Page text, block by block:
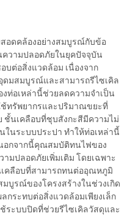
อดคล้องอย่างสมบูรณ์กับข้อ
วามปลอดภัยในยุคปัจจุบัน
บต่อสิ่งแวดล้อม เนื่องจาก
ดมสมบูรณ์และสามารถรีไซเคิล
ท่อเหล่านี้ช่วยลดความจำเป็น
ทรัพยากรและปริมาณขยะที่
ชั้นเคลือบที่ชุบสังกะสีมีความไม่
นระบบประปา ทำให้ท่อเหล่านี้
อกจากนี้คุณสมบัติทนไฟของ
มปลอดภัยเพิ่มเติม โดยเฉพาะ
คลือบที่สามารถทนต่ออุณหภูมิ
บูรณ์ของโครงสร้างในช่วงเกิด
กระทบต่อสิ่งแวดล้อมเพียงเล็ก
ระบบปิดที่ช่วยรีไซเคิลวัสดุและ